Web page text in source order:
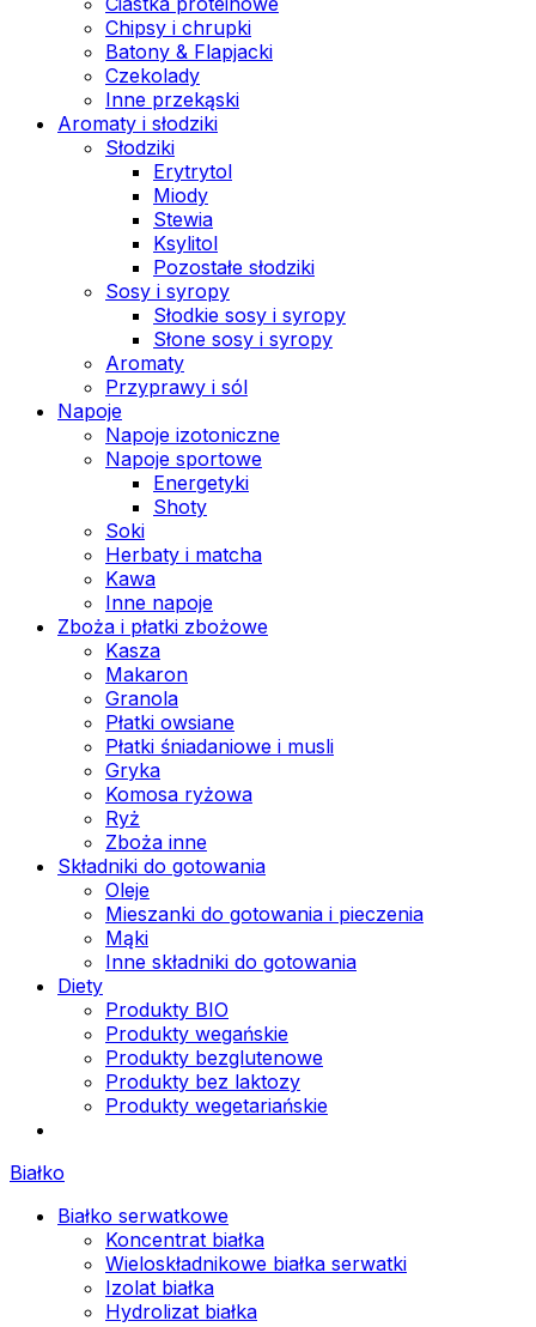
Chipsy i chrupki
Batony & Flapjacki
Czekolady
Inne przekąski
Aromaty i słodziki
Słodziki
Erytrytol
Miody
Stewia
Ksylitol
Pozostałe słodziki
Sosy i syropy
Słodkie sosy i syropy
Słone sosy i syropy
Aromaty
Przyprawy i sól
Napoje
Napoje izotoniczne
Napoje sportowe
Energetyki
Shoty
Soki
Herbaty i matcha
Kawa
Inne napoje
Zboża i płatki zbożowe
Kasza
Makaron
Granola
Płatki owsiane
Płatki śniadaniowe i musli
Gryka
Komosa ryżowa
Ryż
Zboża inne
Składniki do gotowania
Oleje
Mieszanki do gotowania i pieczenia
Mąki
Inne składniki do gotowania
Diety
Produkty BIO
Produkty wegańskie
Produkty bezglutenowe
Produkty bez laktozy
Produkty wegetariańskie
Białko
Białko serwatkowe
Koncentrat białka
Wieloskładnikowe białka serwatki
Izolat białka
Hydrolizat białka